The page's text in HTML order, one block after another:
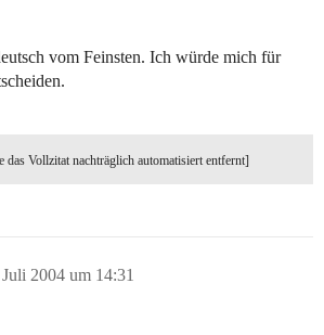
vom Feinsten. Ich würde mich für
Vollzitat nachträglich automatisiert entfernt]
2004 um 14:31